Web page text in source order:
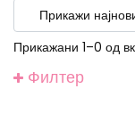
Прикажани 1–0 од
Филтер